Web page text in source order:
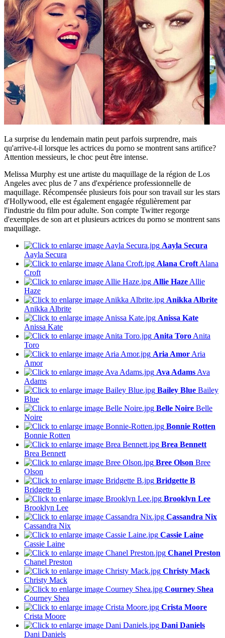
La surprise du lendemain matin peut parfois surprendre, mais
qu'arrive-t-il lorsque les actrices du porno se montrent sans artifice?
Attention messieurs, le choc peut être intense.
Melissa Murphy est une artiste du maquillage de la région de Los
Angeles avec plus de 7 ans d'expérience professionnelle de
maquillage. Récompensée plusieurs fois pour son travail sur les stars
d'Hollywood, elle est également engagée régulièrement par
l'industrie du film pour adulte. Son compte Twitter regorge
d'exemples de son art et plusieurs actrices du porno se montrent sans
maquillage.
Aayla Secura
Aayla Secura
Alana CroftAlana
Croft
Allie HazeAllie
Haze
Anikka Albrite
Anikka Albrite
Anissa Kate
Anissa Kate
Anita ToroAnita
Toro
Aria AmorAria
Amor
Ava AdamsAva
Adams
Bailey Blue Bailey
Blue
Belle Noire Belle
Noire
Bonnie Rotten
Bonnie Rotten
Brea Bennett
Brea Bennett
Bree Olson Bree
Olson
Bridgette B
Bridgette B
Brooklyn Lee
Brooklyn Lee
Cassandra Nix
Cassandra Nix
Cassie Laine
Cassie Laine
Chanel Preston
Chanel Preston
Christy Mack
Christy Mack
Courney Shea
Courney Shea
Crista Moore
Crista Moore
Dani Daniels
Dani Daniels